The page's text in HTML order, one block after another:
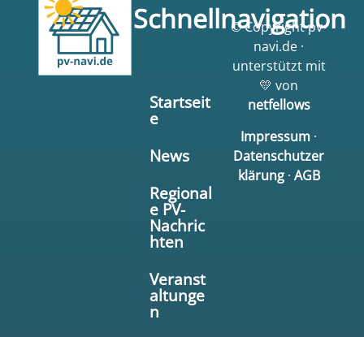
Schnellnavigation
Startseit
e
News
Regional
e PV-
Nachric
hten
Veranst
altunge
n
© Copyright pv-
navi.de ·
unterstützt mit
💛 von
netfellows
Impressum ·
Datenschutzer
klärung· AGB